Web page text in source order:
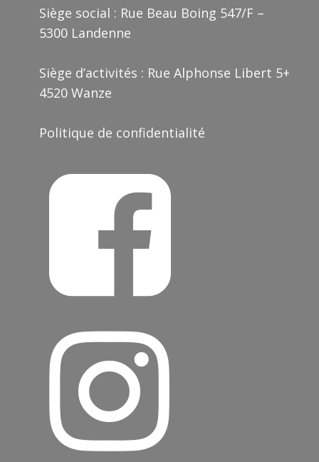
Siège social : Rue Beau Boing 547/F –
5300 Landenne
Siège d’activités : Rue Alphonse Libert 5+
4520 Wanze
Politique de confidentialité

